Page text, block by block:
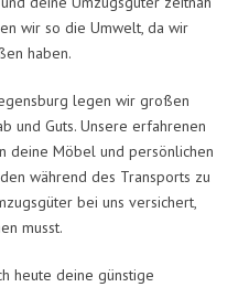
wir so die Umwelt, da wir
haben.
legen wir großen
und Guts. Unsere erfahrenen
deine Möbel und persönlichen
während des Transports zu
bei uns versichert,
musst.
heute deine günstige